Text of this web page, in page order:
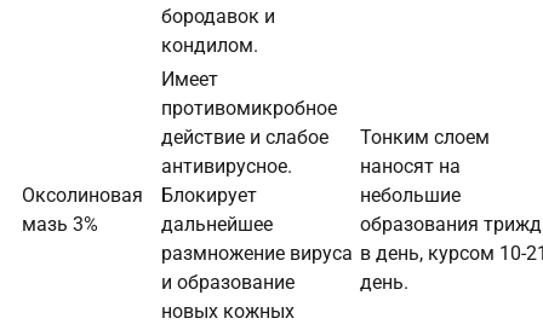
бородавок и
кондилом.
Оксолиновая
мазь 3%
Имеет
противомикробное
действие и слабое
антивирусное.
Блокирует
дальнейшее
размножение вируса
и образование
новых кожных
Тонким слоем
наносят на
небольшие
образования
в день, курсом 10-
день.